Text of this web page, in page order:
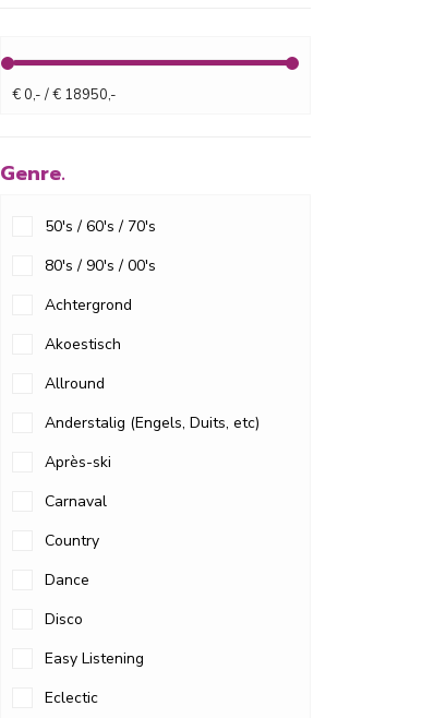
€ 0,- / € 18950,-
Genre.
50's / 60's / 70's
80's / 90's / 00's
Achtergrond
Akoestisch
Allround
Anderstalig (Engels, Duits, etc)
Après-ski
Carnaval
Country
Dance
Disco
Easy Listening
Eclectic